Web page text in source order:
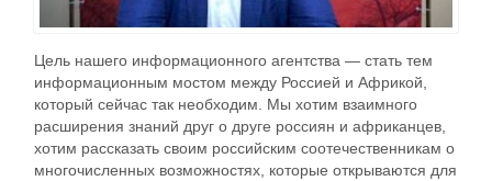
Цель нашего информационного агентства — стать тем
информационным мостом между Россией и Африкой,
который сейчас так необходим. Мы хотим взаимного
расширения знаний друг о друге россиян и африканцев,
хотим рассказать своим российским соотечественникам о
многочисленных возможностях, которые открываются для